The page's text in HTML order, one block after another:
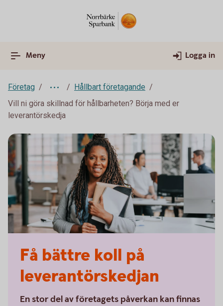
Meny Logga in
Företag
Hållbart företagande
Vill ni göra skillnad för hållbarheten? Börja med er
leverantörskedja
Få bättre koll på
leverantörskedjan
En stor del av företagets påverkan kan finnas